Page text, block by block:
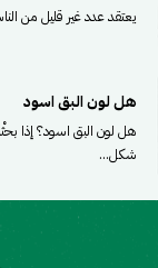
يعتقد عدد غير قليل من
هل لون البق اسود
هل لون البق اسود؟ إذا
شكل...